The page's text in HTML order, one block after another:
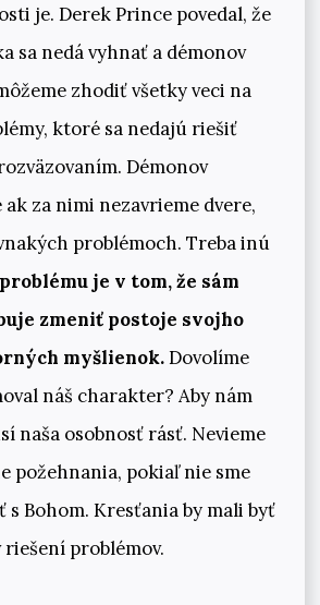
je. Derek Prince povedal, že
sa nedá vyhnať a démonov
zhodiť všetky veci na
ktoré sa nedajú riešiť
Démonov
ak za nimi nezavrieme dvere,
problémoch. Treba inú
je v tom, že sám
zmeniť postoje svojho
myšlienok.Dovolíme
náš charakter? Aby nám
naša osobnosť rásť. Nevieme
požehnania, pokiaľ nie sme
Bohom. Kresťania by mali byť
problémov.